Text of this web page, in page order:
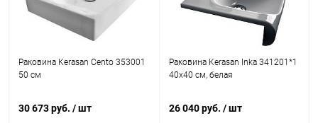
Раковина Kerasan Cento 353001
50 см
30 673 руб. / шт
Раковина Kerasan Inka 341201*1
40x40 см, белая
26 040 руб. / шт